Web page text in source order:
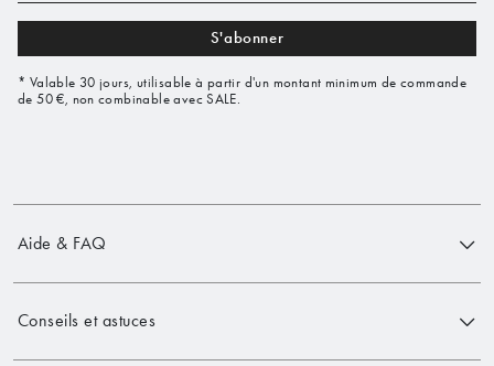
S'abonner
* Valable 30 jours, utilisable à partir d'un montant minimum de commande
de 50 €, non combinable avec SALE.
Aide & FAQ
Conseils et astuces